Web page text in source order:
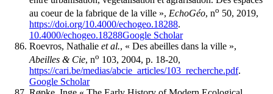
au coeur de la fabrique de la ville », EchoGéo, no 50, 2019,
https://doi.org/10.4000/echogeo.18288.
10.4000/echogeo.18288Google Scholar
Roevros, Nathalie et al., « Des abeilles dans la ville »,
Abeilles & Cie, no 103, 2004, p. 18-20,
https://cari.be/medias/abcie_articles/103_recherche.pdf.
Google Scholar